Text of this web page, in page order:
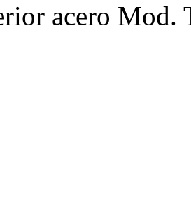
acero Mod.